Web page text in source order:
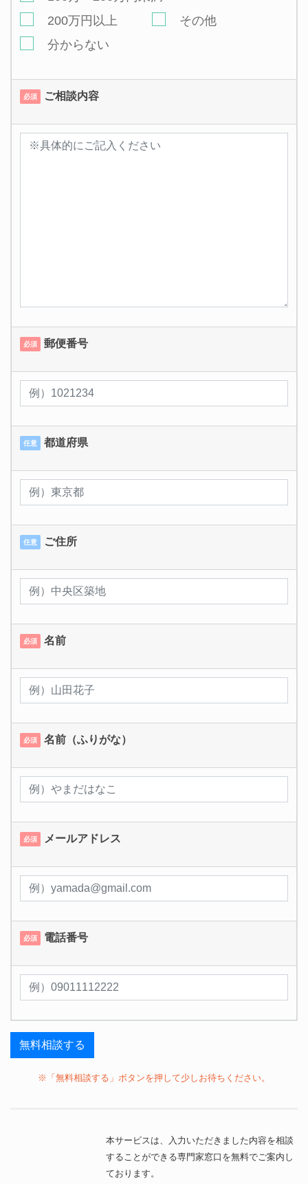
200万円以上
その他
分からない
必須 ご相談内容
必須 郵便番号
任意 都道府県
任意 ご住所
必須 名前
必須 名前（ふりがな）
必須 メールアドレス
必須 電話番号
※「無料相談する」ボタンを押して少しお待ちください。
本サービスは、入力いただきました内容を相談
することができる専門家窓口を無料でご案内し
ております。